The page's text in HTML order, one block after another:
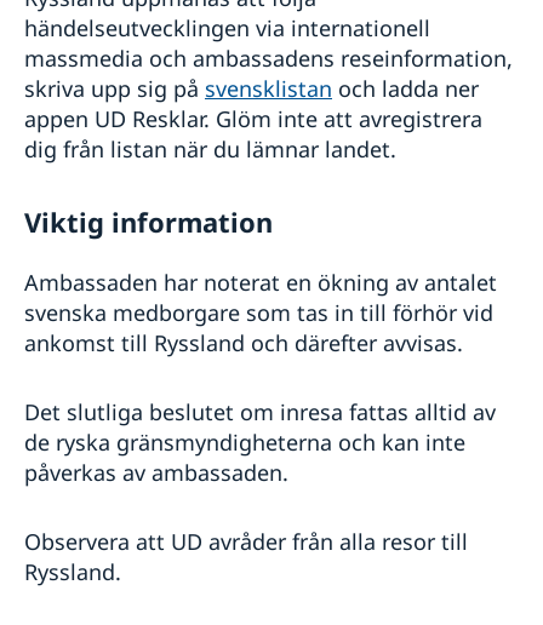
händelseutvecklingen via internationell
massmedia och ambassadens reseinformation,
skriva upp sig på svensklistan och ladda ner
appen UD Resklar. Glöm inte att avregistrera
dig från listan när du lämnar landet.
Viktig information
Ambassaden har noterat en ökning av antalet
svenska medborgare som tas in till förhör vid
ankomst till Ryssland och därefter avvisas.
Det slutliga beslutet om inresa fattas alltid av
de ryska gränsmyndigheterna och kan inte
påverkas av ambassaden.
Observera att UD avråder från alla resor till
Ryssland.